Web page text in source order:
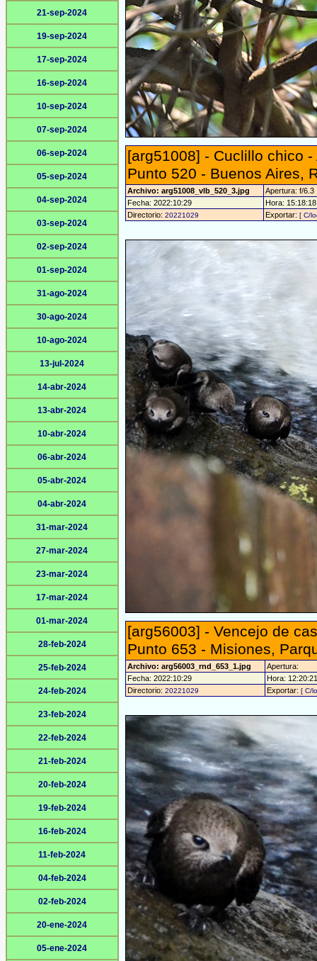
21-sep-2024
19-sep-2024
17-sep-2024
16-sep-2024
10-sep-2024
07-sep-2024
06-sep-2024
05-sep-2024
04-sep-2024
03-sep-2024
02-sep-2024
01-sep-2024
31-ago-2024
30-ago-2024
10-ago-2024
13-jul-2024
14-abr-2024
13-abr-2024
10-abr-2024
06-abr-2024
05-abr-2024
04-abr-2024
31-mar-2024
27-mar-2024
23-mar-2024
17-mar-2024
01-mar-2024
28-feb-2024
25-feb-2024
24-feb-2024
23-feb-2024
22-feb-2024
21-feb-2024
20-feb-2024
19-feb-2024
16-feb-2024
11-feb-2024
04-feb-2024
02-feb-2024
20-ene-2024
05-ene-2024
[arg51008] - Cuclillo chico
Punto 520 - Buenos Aires,
Archivo: arg51008_vlb_520_3.jpg
Apertura: f/6.3
Fecha: 2022:10:29
Hora:
Directorio: 20221029 Exportar: [ C/
[arg56003] - Vencejo de
Punto 653 - Misiones,
Archivo: arg56003_rnd_653_1.jpg
Apertura:
Fecha: 2022:10:29
Hora:
Directorio: 20221029 Exportar: [ C/